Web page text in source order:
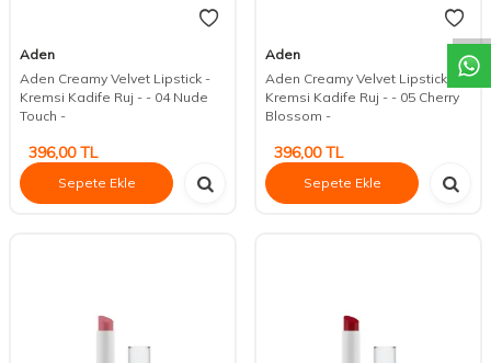
Aden
Aden Creamy Velvet Lipstick -
Kremsi Kadife Ruj - - 04 Nude
Touch -
396,00TL
Sepete Ekle
Aden
Aden Creamy Velvet Lipstick -
Kremsi Kadife Ruj - - 05 Cherry
Blossom -
396,00TL
Sepete Ekle